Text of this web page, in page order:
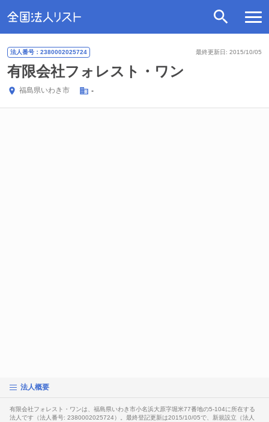
最終更新日: 2015/10/05
法人番号：2380002025724
有限会社フォレスト・ワン
福島県いわき市 -
法人概要
有限会社フォレスト・ワンは、福島県いわき市小名浜大原字堀米77番地の5-104に所在する
法人です（法人番号: 2380002025724）。最終登記更新は2015/10/05で、新規設立（法人